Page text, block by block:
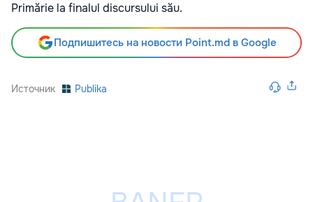
Primărie la finalul discursului său.
Подпишитесь на новости Point.md в Google
Источник Publika